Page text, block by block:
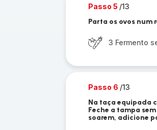
Passo 5 /13
Parta os ovos num
3 Fermento
Passo 6 /13
Na taça equipada
Feche a tampa
soarem, adicione